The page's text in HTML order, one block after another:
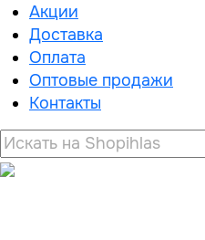
Акции
Доставка
Оплата
Оптовые продажи
Контакты